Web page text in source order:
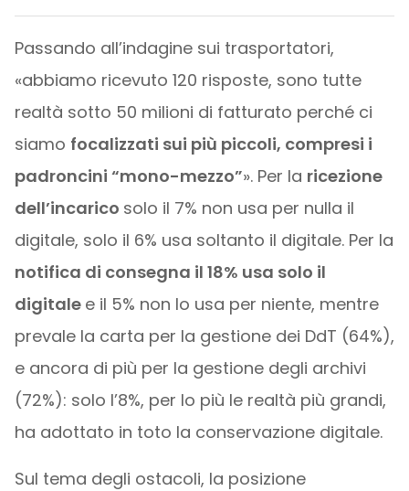
Passando all’indagine sui trasportatori,
«abbiamo ricevuto 120 risposte, sono tutte
realtà sotto 50 milioni di fatturato perché ci
siamo focalizzati sui più piccoli, compresi i
padroncini “mono-mezzo”». Per la ricezione
dell’incarico solo il 7% non usa per nulla il
digitale, solo il 6% usa soltanto il digitale. Per la
notifica di consegna il 18% usa solo il
digitale e il 5% non lo usa per niente, mentre
prevale la carta per la gestione dei DdT (64%),
e ancora di più per la gestione degli archivi
(72%): solo l’8%, per lo più le realtà più grandi,
ha adottato in toto la conservazione digitale.
Sul tema degli ostacoli, la posizione